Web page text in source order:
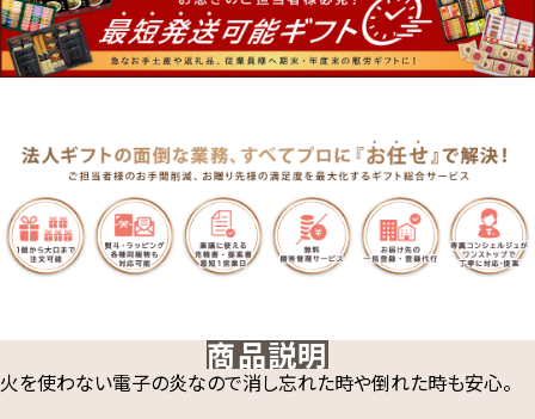
商品説明
火を使わない電子の炎なので消し忘れた時や倒れた時も安心。